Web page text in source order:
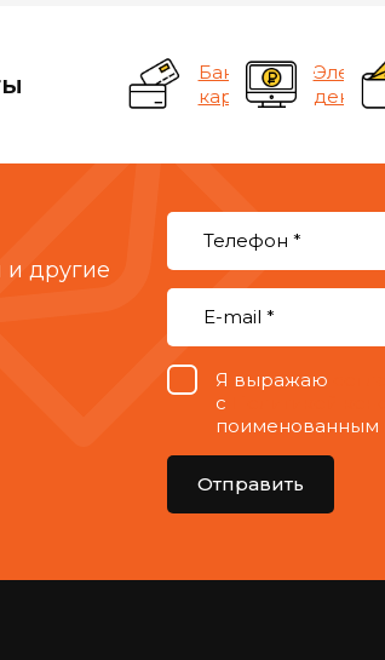
Банковские
карты
деньги
и другие
Я выражаю
с
поименованным
Отправить